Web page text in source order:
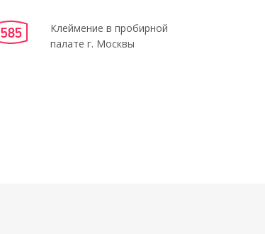
Клеймение в пробирной
палате г. Москвы